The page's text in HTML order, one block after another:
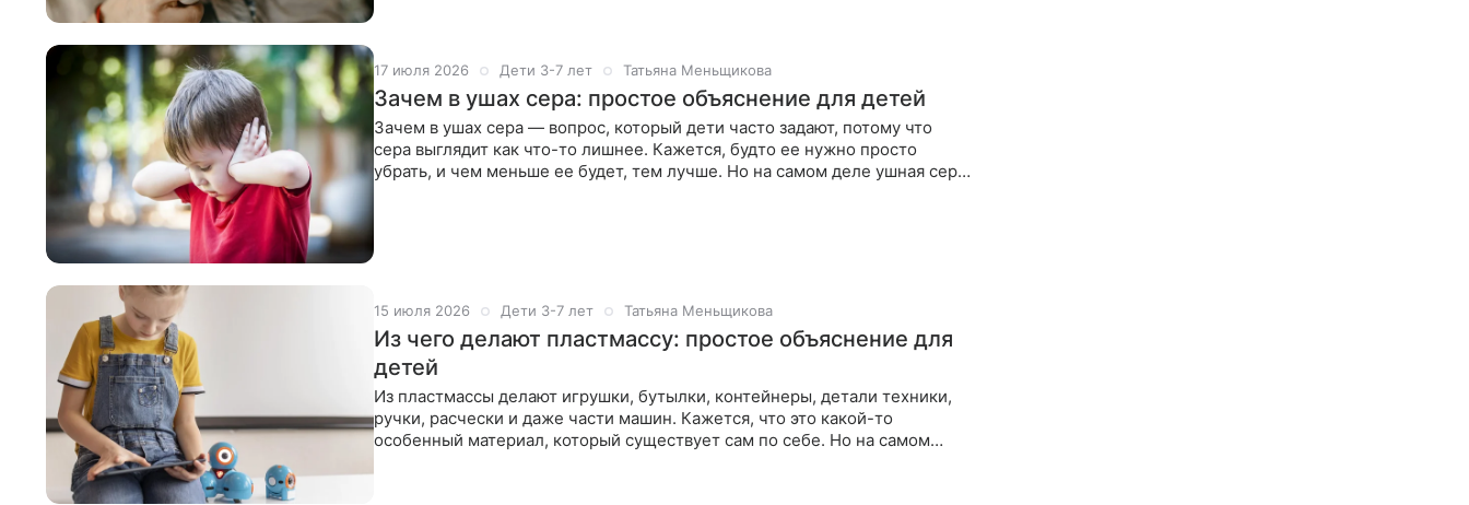
17 июля 2026 Дети 3-7 лет Татьяна Меньщикова
Зачем в ушах сера: простое объяснение для детей
Зачем в ушах сера — вопрос, который дети часто задают, потому что
сера выглядит как что-то лишнее. Кажется, будто ее нужно просто
убрать, и чем меньше ее будет, тем лучше. Но на самом деле ушная сера
15 июля 2026 Дети 3-7 лет Татьяна Меньщикова
Из чего делают пластмассу: простое объяснение для
детей
Из пластмассы делают игрушки, бутылки, контейнеры, детали техники,
ручки, расчески и даже части машин. Кажется, что это какой-то
особенный материал, который существует сам по себе. Но на самом